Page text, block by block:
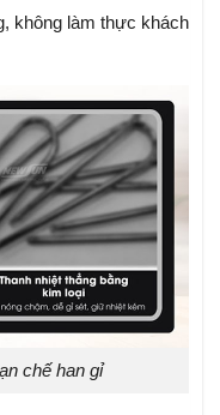
không làm thực khách
chế han gỉ